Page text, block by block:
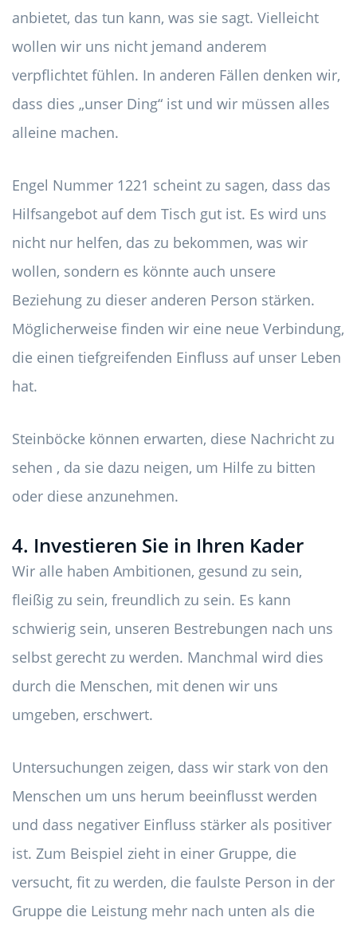
anbietet, das tun kann, was sie sagt. Vielleicht
wollen wir uns nicht jemand anderem
verpflichtet fühlen. In anderen Fällen denken wir,
dass dies „unser Ding“ ist und wir müssen alles
alleine machen.
Engel Nummer 1221 scheint zu sagen, dass das
Hilfsangebot auf dem Tisch gut ist. Es wird uns
nicht nur helfen, das zu bekommen, was wir
wollen, sondern es könnte auch unsere
Beziehung zu dieser anderen Person stärken.
Möglicherweise finden wir eine neue Verbindung,
die einen tiefgreifenden Einfluss auf unser Leben
hat.
Steinböcke können erwarten, diese Nachricht zu
sehen , da sie dazu neigen, um Hilfe zu bitten
oder diese anzunehmen.
4. Investieren Sie in Ihren Kader
Wir alle haben Ambitionen, gesund zu sein,
fleißig zu sein, freundlich zu sein. Es kann
schwierig sein, unseren Bestrebungen nach uns
selbst gerecht zu werden. Manchmal wird dies
durch die Menschen, mit denen wir uns
umgeben, erschwert.
Untersuchungen zeigen, dass wir stark von den
Menschen um uns herum beeinflusst werden
und dass negativer Einfluss stärker als positiver
ist. Zum Beispiel zieht in einer Gruppe, die
versucht, fit zu werden, die faulste Person in der
Gruppe die Leistung mehr nach unten als die